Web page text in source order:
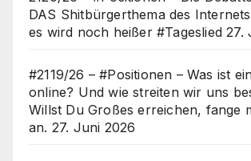
DAS Shitbürgerthema des
es wird noch heißer #Tageslied 27.
#2119/26 – #Positionen – Was ist
online? Und wie streiten wir uns
Willst Du Großes erreichen, fange
an. 27. Juni 2026